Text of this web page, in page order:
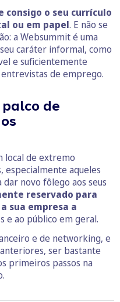
o seu currículo
ou em papel. E não se
a Websummit é uma
caráter informal, como
e suficientemente
de emprego.
palco de
local de extremo
aqueles
novo fôlego aos seus
reservado para
sua empresa a
e ao público em geral.
e de networking, e
ser bastante
primeiros passos na